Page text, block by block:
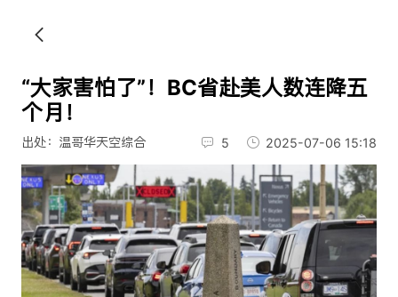
“大家害怕了”！BC省赴美人数连降五
个月！
出处：温哥华天空综合 5 2025-07-06 15:18